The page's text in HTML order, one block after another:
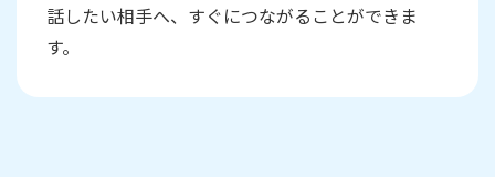
話したい相手へ、すぐにつながることができま
す。